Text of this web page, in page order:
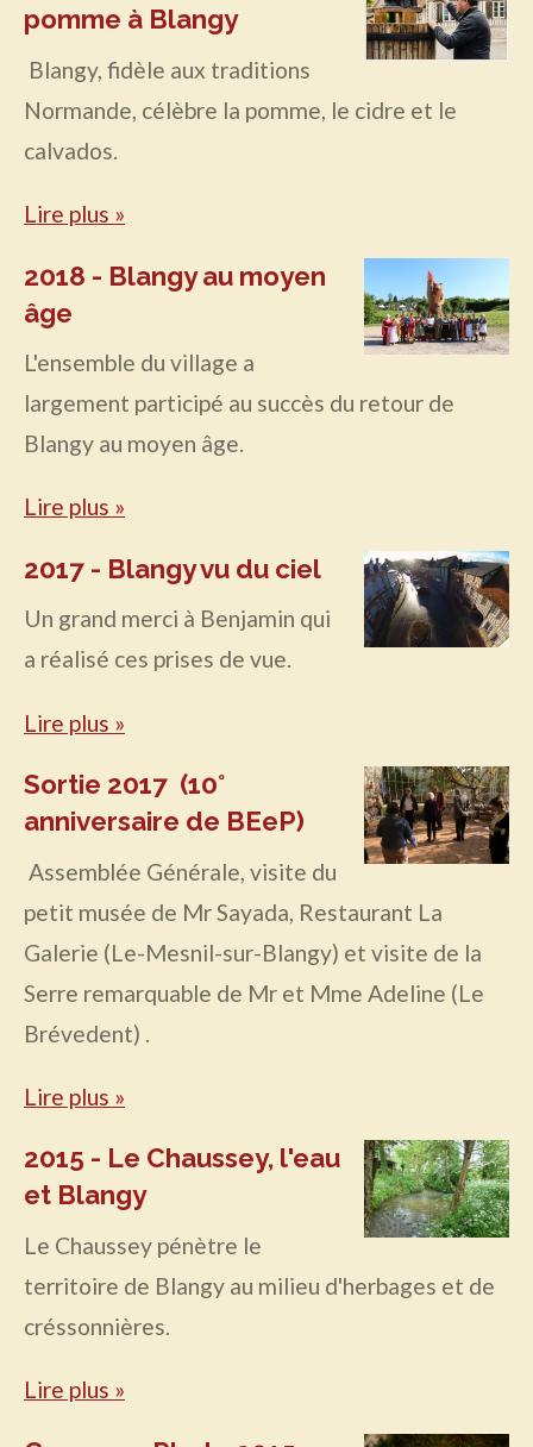
pomme à Blangy
Blangy, fidèle aux traditions
Normande, célèbre la pomme, le cidre et le
calvados.
Lire plus »
2018 - Blangy au moyen
âge
L'ensemble du village a
largement participé au succès du retour de
Blangy au moyen âge.
Lire plus »
2017 - Blangy vu du ciel
Un grand merci à Benjamin qui
a réalisé ces prises de vue.
Lire plus »
Sortie 2017 (10°
anniversaire de BEeP)
Assemblée Générale, visite du
petit musée de Mr Sayada, Restaurant La
Galerie (Le-Mesnil-sur-Blangy) et visite de la
Serre remarquable de Mr et Mme Adeline (Le
Brévedent) .
Lire plus »
2015 - Le Chaussey, l'eau
et Blangy
Le Chaussey pénètre le
territoire de Blangy au milieu d'herbages et de
créssonnières.
Lire plus »